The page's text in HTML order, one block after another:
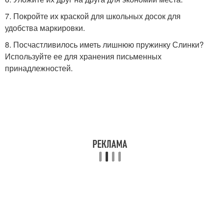
7. Покройте их краской для школьных досок для
удобства маркировки.
8. Посчастливилось иметь лишнюю пружинку Слинки?
Используйте ее для хранения письменных
принадлежностей.